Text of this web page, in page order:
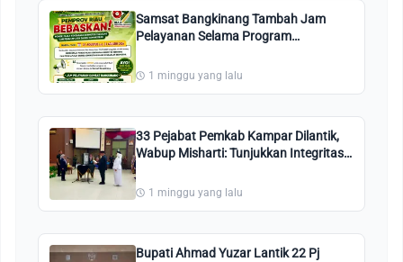
Samsat Bangkinang Tambah Jam
Pelayanan Selama Program
Bermotor
1 minggu yang lalu
33 Pejabat Pemkab Kampar Dilantik,
Wabup Misharti: Tunjukkan Integritas
1 minggu yang lalu
Bupati Ahmad Yuzar Lantik 22 Pj